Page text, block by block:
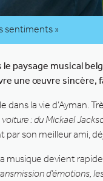
sentiments »
paysage musical
une œuvre sincère,
la vie d’Ayman.
: du Mickael
son meilleur ami,
musique devient
d’émotions,